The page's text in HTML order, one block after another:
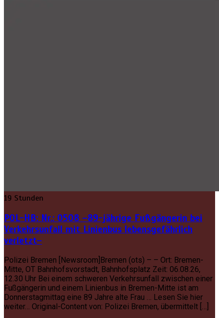
19 Stunden
POL-HB: Nr.: 0508 –89-jährige Fußgängerin bei
Verkehrsunfall mit Linienbus lebensgefährlich
verletzt–
Polizei Bremen [Newsroom]Bremen (ots) – – Ort: Bremen-
Mitte, OT Bahnhofsvorstadt, Bahnhofsplatz Zeit: 06.08.26,
12.30 Uhr Bei einem schweren Verkehrsunfall zwischen einer
Fußgängerin und einem Linienbus in Bremen-Mitte ist am
Donnerstagmittag eine 89 Jahre alte Frau … Lesen Sie hier
weiter… Original-Content von: Polizei Bremen, übermittelt […]